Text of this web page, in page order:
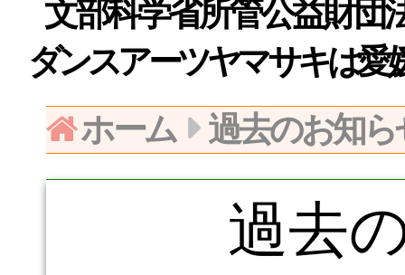
文部科学省所管公益財団
ダンスアーツヤマサキは愛
ホーム
過去のお知ら
過去